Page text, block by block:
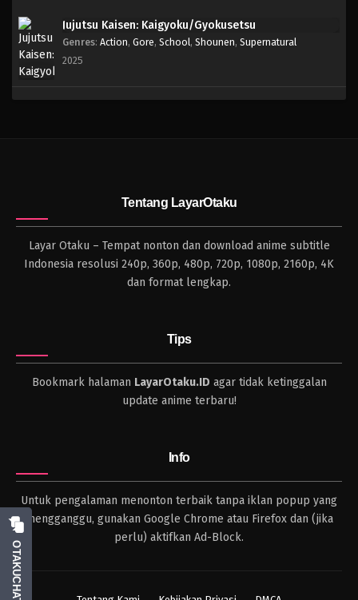
Jujutsu Kaisen: Kaigyoku/Gyokusetsu
Genres: Action, Gore, School, Shounen, Supernatural
2025
Tentang LayarOtaku
Layar Otaku – Tempat nonton dan download anime subtitle
Indonesia resolusi 240p, 360p, 480p, 720p, 1080p, 2160p, 4K
dan format lengkap.
Tips
Bookmark halaman LayarOtaku.ID agar tidak ketinggalan
update anime terbaru!
Info
Untuk pengalaman menonton terbaik tanpa iklan popup yang
mengganggu, gunakan Google Chrome atau Firefox dan (jika
perlu) aktifkan Ad-Block.
OTAKUCHAT